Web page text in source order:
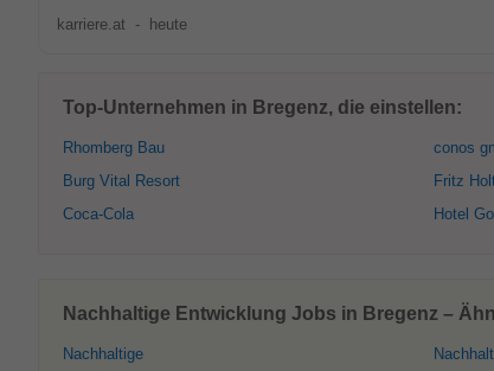
karriere.at - heute
Top-Unternehmen in Bregenz, die einstellen:
Rhomberg Bau
Burg Vital Resort
Coca-Cola
conos
Fritz
Hotel
Nachhaltige Entwicklung Jobs in Bregenz –
Nachhaltige